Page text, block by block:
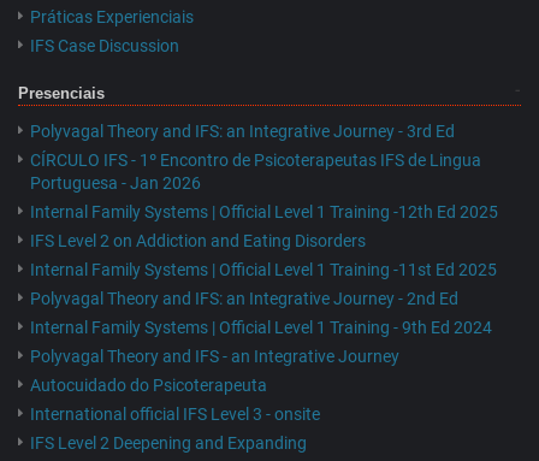
Práticas Experienciais
IFS Case Discussion
Presenciais
Polyvagal Theory and IFS: an Integrative Journey - 3rd Ed
CÍRCULO IFS - 1º Encontro de Psicoterapeutas IFS de Lingua
Portuguesa - Jan 2026
Internal Family Systems | Official Level 1 Training -12th Ed 2025
IFS Level 2 on Addiction and Eating Disorders
Internal Family Systems | Official Level 1 Training -11st Ed 2025
Polyvagal Theory and IFS: an Integrative Journey - 2nd Ed
Internal Family Systems | Official Level 1 Training - 9th Ed 2024
Polyvagal Theory and IFS - an Integrative Journey
Autocuidado do Psicoterapeuta
International official IFS Level 3 - onsite
IFS Level 2 Deepening and Expanding